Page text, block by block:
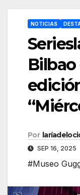
NOTICIAS
Bilbao
Por
SEP 16, 2025
#Museo